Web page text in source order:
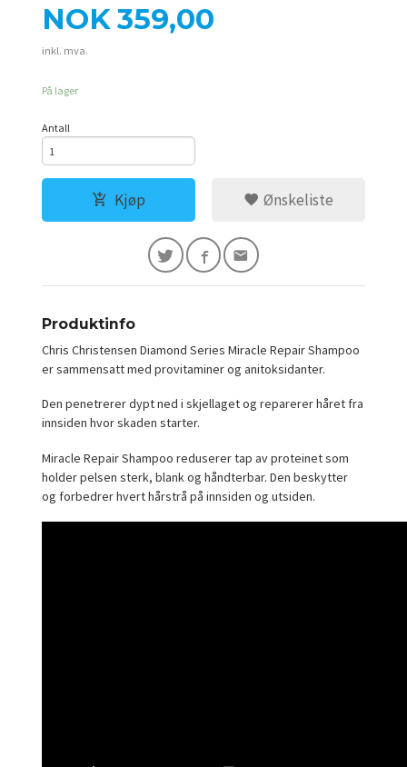
Pris
NOK359,00
inkl. mva.
På lager
Antall
Kjøp Ønskeliste
Produktinfo
Chris Christensen Diamond Series Miracle Repair Shampoo
er sammensatt med provitaminer og anitoksidanter.
Den penetrerer dypt ned i skjellaget og reparerer håret fra
innsiden hvor skaden starter.
Miracle Repair Shampoo reduserer tap av proteinet som
holder pelsen sterk, blank og håndterbar. Den beskytter
og forbedrer hvert hårstrå på innsiden og utsiden.